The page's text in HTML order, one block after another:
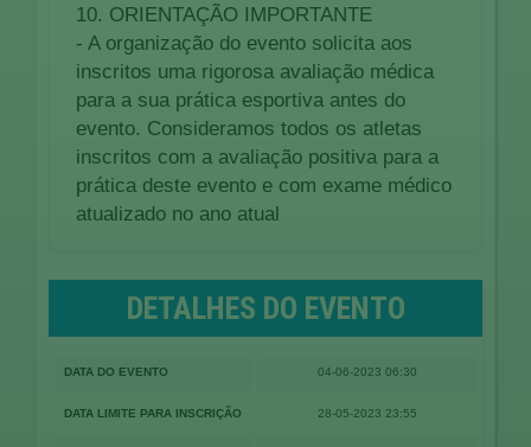
10. ORIENTAÇÃO IMPORTANTE
- A organização do evento solicita aos
inscritos uma rigorosa avaliação médica
para a sua prática esportiva antes do
evento. Consideramos todos os atletas
inscritos com a avaliação positiva para a
prática deste evento e com exame médico
atualizado no ano atual
DETALHES DO EVENTO
DATA DO EVENTO 04-06-2023 06:30
DATA LIMITE PARA INSCRIÇÃO 28-05-2023 23:55